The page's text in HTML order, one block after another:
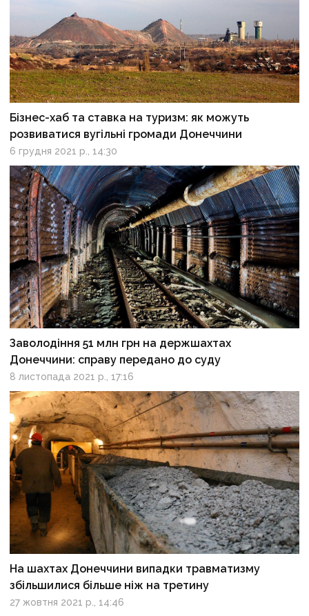
Бізнес-хаб та ставка на туризм: як можуть
розвиватися вугільні громади Донеччини
6 грудня 2021 р., 14:30
Заволодіння 51 млн грн на держшахтах
Донеччини: справу передано до суду
8 листопада 2021 р., 17:16
На шахтах Донеччини випадки травматизму
збільшилися більше ніж на третину
27 жовтня 2021 р., 14:46